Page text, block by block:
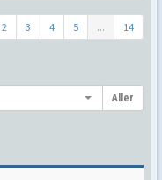
2 3 4 5 ... 14
Aller